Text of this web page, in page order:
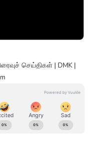
செய்திகள் | DMK |